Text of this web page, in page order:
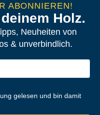
ABONNIEREN!
Holz.
Neuheiten von
& unverbindlich.
gelesen und bin damit